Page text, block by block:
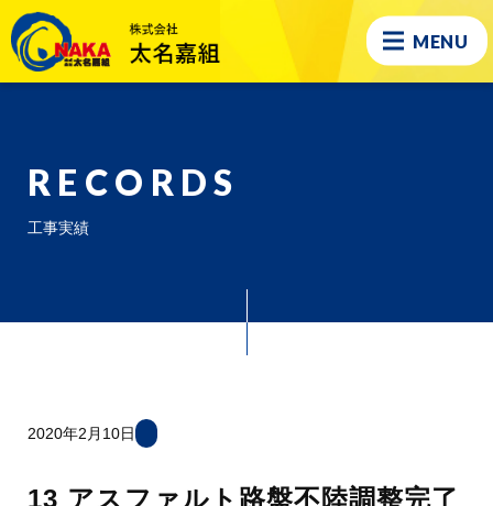
MENU
RECORDS
工事実績
2020年2月10日
13 アスファルト路盤不陸調整完了